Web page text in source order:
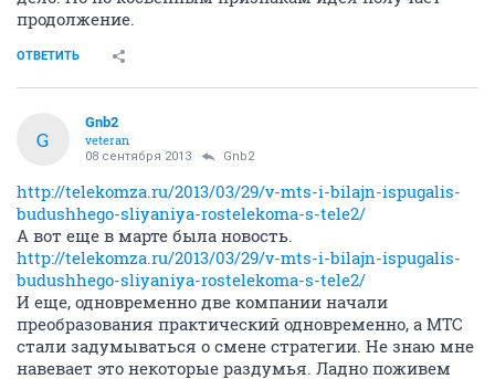
продолжение.
ОТВЕТИТЬ
G
Gnb2
veteran
08 сентября 2013 Gnb2
http://telekomza.ru/2013/03/29/v-mts-i-bilajn-ispugalis-
budushhego-sliyaniya-rostelekoma-s-tele2/
А вот еще в марте была новость.
http://telekomza.ru/2013/03/29/v-mts-i-bilajn-ispugalis-
budushhego-sliyaniya-rostelekoma-s-tele2/
И еще, одновременно две компании начали
преобразования практический одновременно, а МТС
стали задумываться о смене стратегии. Не знаю мне
навевает это некоторые раздумья. Ладно поживем